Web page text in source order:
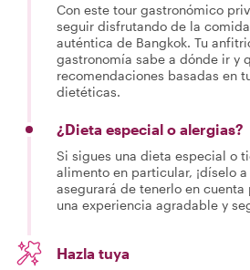
Con este tour gastronómico
seguir disfrutando de la
auténtica de Bangkok. Tu
gastronomía sabe a dónde ir y
recomendaciones basadas en
dietéticas.
¿Dieta especial o alergias?
Si sigues una dieta especial o
alimento en particular, ¡díselo
asegurará de tenerlo en
una experiencia agradable y
Hazla tuya